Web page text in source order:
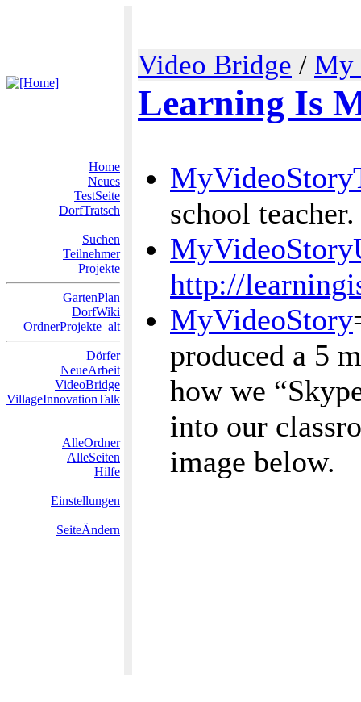
Video Bridge / My
Learning Is
Home
Neues
TestSeite
DorfTratsch
Suchen
Teilnehmer
Projekte
GartenPlan
DorfWiki
OrdnerProjekte_alt
Dörfer
NeueArbeit
VideoBridge
VillageInnovationTalk
AlleOrdner
AlleSeiten
Hilfe
Einstellungen
SeiteÄndern
school teacher.
http://
MyVideoStory
produced a 5
how we
into our
image below.